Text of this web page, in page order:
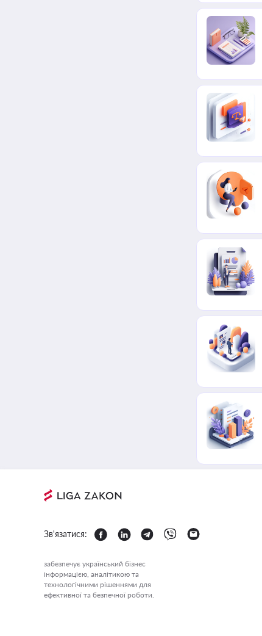
Зв'язатися:
забезпечує український бізнес
інформацією, аналітикою та
технологічними рішеннями для
ефективної та безпечної роботи.